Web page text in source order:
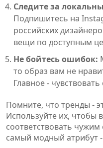
Следите за
Подпишитесь на
российских
вещи по доступным
Не бойтесь ошибок:
то образ вам не
Главное -
Помните, что тренды -
Используйте их, чтобы
соответствовать
самый модный атрибут -